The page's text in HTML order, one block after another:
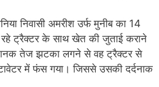
निवासी अमरीश उर्फ मुनीब का 14
रहे ट्रैक्टर के साथ खेत की जुताई कराने
तेज झटका लगने से वह ट्रैक्टर से
में फंस गया। जिससे उसकी दर्दनाक